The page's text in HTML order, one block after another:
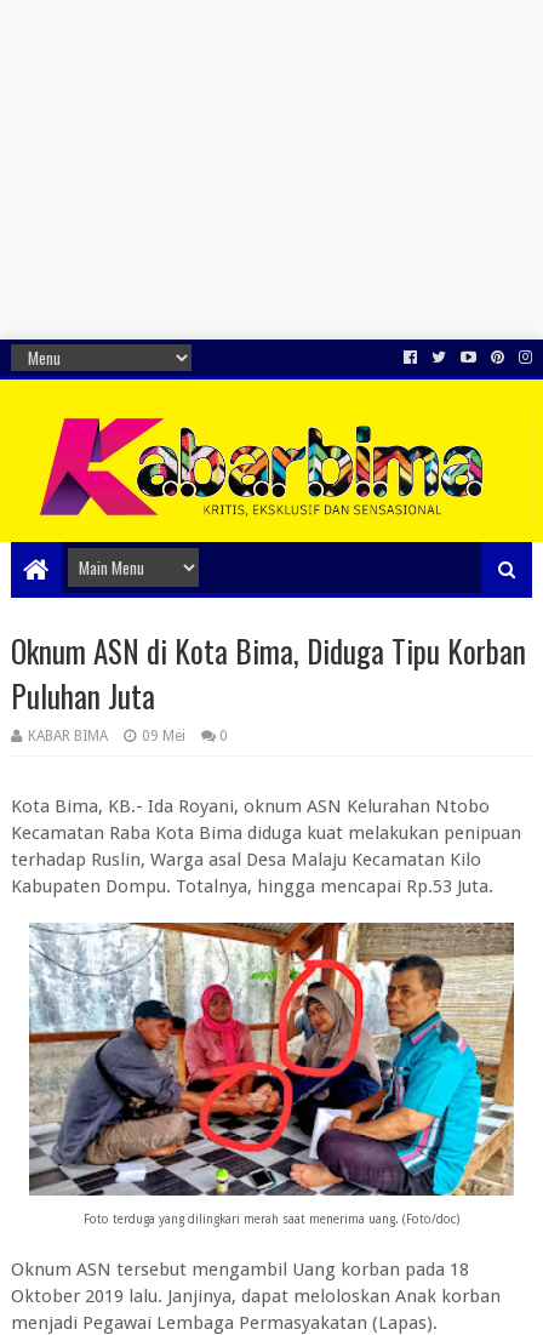
Oknum ASN di Kota Bima, Diduga Tipu Korban
Puluhan Juta
KABAR BIMA 09 Mei 0
Kota Bima, KB.- Ida Royani, oknum ASN Kelurahan Ntobo
Kecamatan Raba Kota Bima diduga kuat melakukan penipuan
terhadap Ruslin, Warga asal Desa Malaju Kecamatan Kilo
Kabupaten Dompu. Totalnya, hingga mencapai Rp.53 Juta.
Foto terduga yang dilingkari merah saat menerima uang. (Foto/doc)
Oknum ASN tersebut mengambil Uang korban pada 18
Oktober 2019 lalu. Janjinya, dapat meloloskan Anak korban
menjadi Pegawai Lembaga Permasyakatan (Lapas).